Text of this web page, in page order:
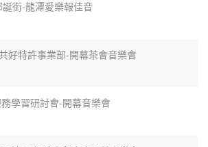
誕街-龍潭愛樂報佳音
好特許事業部-開幕茶會音樂會
學習研討會-開幕音樂會